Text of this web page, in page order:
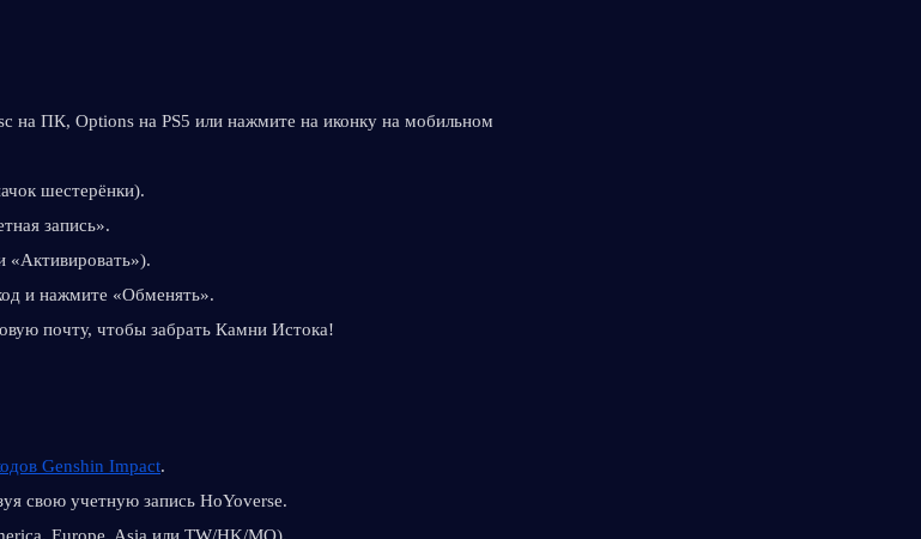
на ПК, Options на PS5 или нажмите на иконку на мобильном
шестерёнки).
запись».
и нажмите «Обменять».
почту, чтобы забрать Камни Истока!
Genshin Impact.
свою учетную запись HoYoverse.